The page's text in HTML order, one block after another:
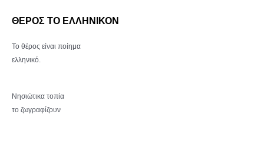
ΘΕΡΟΣ ΤΟ ΕΛΛΗΝΙΚΟΝ
Το θέρος είναι ποίημα
ελληνικό.
Νησιώτικα τοπία
το ζωγραφίζουν